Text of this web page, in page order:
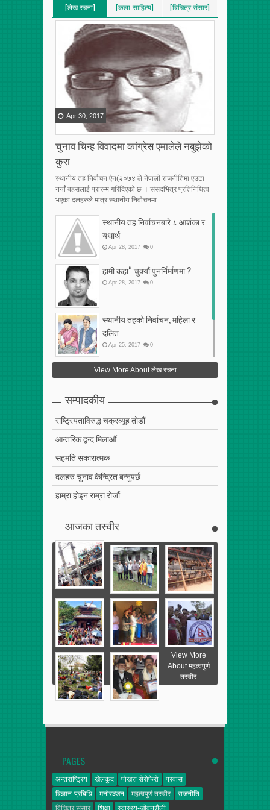
[लेख रचना]
[VERTICAL]
[RECENT][5]
[कला-साहित्य]
[VERTICAL]
[बिचित्र संसार]
[VERTICAL]
[RECENT][5]
चुनाव चिन्ह विवादमा कांग्रेस एमालेले नबुझेको
कुरा
Apr 30 2017
स्थानीय तह निर्वाचन ऐन(२०७४ ले नेपाली राजनीतिमा एउटा
नयाँ बहसलाई प्रारम्भ गरिदिएको छ । संसदभित्र प्रतिनिधित्व
भएका दलहरुले मात्र स्थानीय निर्वाचनमा ...
स्थानीय तह निर्वाचनबारे ८ आशंका र
यथार्थ
Apr 28, 2017 0
हामी कहा“ चुक्यौं पुनर्निर्माणमा ?
Apr 28, 2017 0
स्थानीय तहको निर्वाचन, महिला र
दलित
Apr 25, 2017 0
फेरि अर्को गलत सहमति
View More About लेख रचना
सम्पादकीय
राष्ट्रियताविरुद्ध चक्रव्यूह तोडौं
आन्तरिक द्वन्द मिलाऔं
सहमति सकारात्मक
दलहरु चुनाव केन्द्रित बन्नुपर्छ
हाम्रा होइन राम्रा रोजौं
आजका तस्वीर
View More
About महत्वपुर्ण
तस्वीर
PAGES
अन्तराष्ट्रिय खेलकुद पोखरा सेरोफेरो
प्रवास
बिज्ञान-प्रबिधि
मनोरञ्जन महत्वपुर्ण तस्वीर
राजनीति
विचित्र संसार
शिक्षा स्वास्थ्य-जीवनशैली